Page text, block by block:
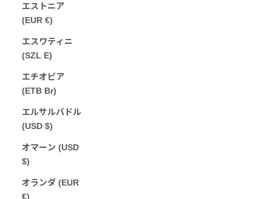
エストニア
(EUR €)
エスワティニ
(SZL E)
エチオピア
(ETB Br)
エルサルバドル
(USD $)
オマーン (USD
$)
オランダ (EUR
€)